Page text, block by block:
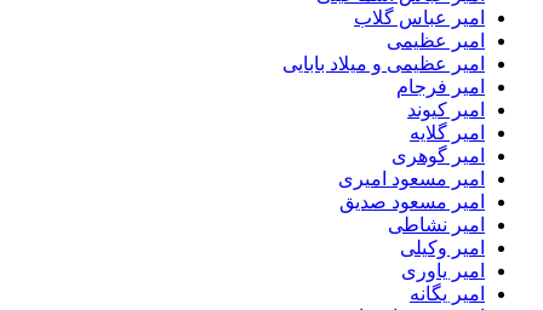
امیر عباس گلاب
امیر عظیمی
امیر عظیمی و میلاد بابایی
امیر فرجام
امیر کیوند
امیر گلایه
امیر گوهری
امیر مسعود امیری
امیر مسعود صدیق
امیر نشاطی
امیر وکیلی
امیر یاوری
امیر یگانه